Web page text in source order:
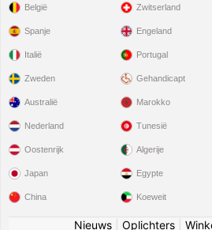
België
Spanje
Italië
Zweden
Zwitserland
Engeland
Portugal
Gehandicapt
Australië
Nederland
Oostenrijk
Japan
China
Marokko
Tunesië
Algerije
Egypte
Koeweit
Nieuws| Oplichters|